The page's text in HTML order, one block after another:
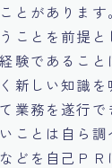
とがありま
ことを前提
験であるこ
新しい知識
業務を遂行
ことは自ら
どを自己Ｐ